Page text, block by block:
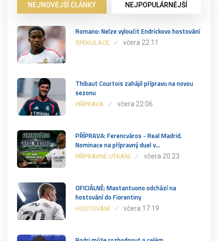
NEJNOVĚJŠÍ ČLÁNKY NEJPOPULÁRNĚJŠÍ
Romano: Nelze vyloučit Endrickovo hostování
SPEKULACE včera 22:11
Thibaut Courtois zahájil přípravu na novou
sezonu
PŘÍPRAVA včera 22:06
PŘÍPRAVA: Ferencváros - Real Madrid.
Nominace na přípravný duel v…
PŘÍPRAVNÉ UTKÁNÍ včera 20:23
OFICIÁLNĚ: Mastantuono odchází na
hostování do Fiorentiny
HOSTOVÁNÍ včera 17:19